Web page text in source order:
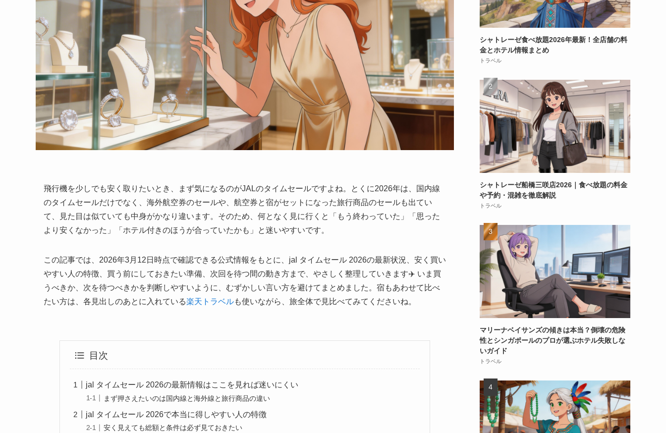
飛行機を少しでも安く取りたいとき、まず気になるのがJALのタイムセールですよね。とくに2026年は、国内線
のタイムセールだけでなく、海外航空券のセールや、航空券と宿がセットになった旅行商品のセールも出てい
て、見た目は似ていても中身がかなり違います。そのため、何となく見に行くと「もう終わっていた」「思った
より安くなかった」「ホテル付きのほうが合っていたかも」と迷いやすいです。
この記事では、2026年3月12日時点で確認できる公式情報をもとに、jal タイムセール 2026の最新状況、安く買い
やすい人の特徴、買う前にしておきたい準備、次回を待つ間の動き方まで、やさしく整理していきます✈️ いま買
うべきか、次を待つべきかを判断しやすいように、むずかしい言い方を避けてまとめました。宿もあわせて比べ
たい方は、各見出しのあとに入れている楽天トラベルも使いながら、旅全体で見比べてみてくださいね。
目次
jal タイムセール 2026の最新情報はここを見れば迷いにくい
まず押さえたいのは国内線と海外線と旅行商品の違い
jal タイムセール 2026で本当に得しやすい人の特徴
安く見えても総額と条件は必ず見ておきたい
シャトレーゼ食べ放題2026年最新！全店舗の料
金とホテル情報まとめ
トラベル
シャトレーゼ船橋三咲店2026｜食べ放題の料金
や予約・混雑を徹底解説
トラベル
マリーナベイサンズの傾きは本当？倒壊の危険
性とシンガポールのプロが選ぶホテル失敗しな
いガイド
トラベル